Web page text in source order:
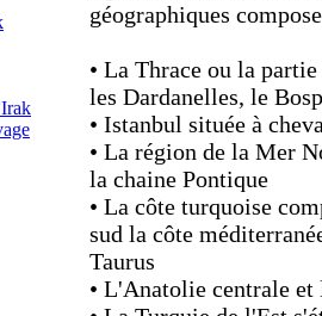
géographiques
• La Thrace ou la
les Dardanelles, le
• Istanbul située à
• La région de la Mer
la chaine Pontique
• La côte turquoise
sud la côte
Taurus
• L'Anatolie centrale et